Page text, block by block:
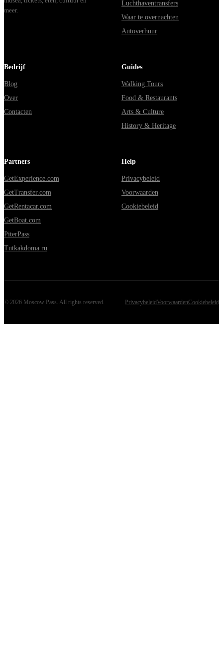
meer.
Luchthaventransfers
Waar te overnachten
Autoverhuur
Bedrijf
Blog
Over
Contacten
Guides
Walking Tours
Food & Restaurants
Arts & Culture
History & Heritage
Partners
GetExperience.com
GetTransfer.com
GetRentacar.com
GetBoat.com
PiterPass
Tutkakdoma.ru
Help
Privacybeleid
Voorwaarden
Cookiebeleid
© 2026 Moscow Pass . All rights reserved. PrivacybeleidVoorwaardenCookiebeleid